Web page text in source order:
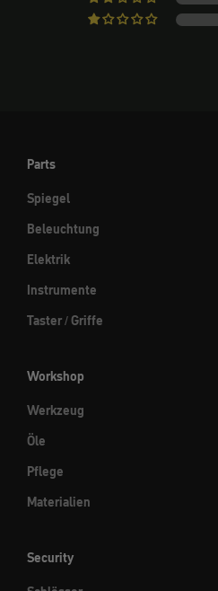
Parts
Spiegel
Beleuchtung
Elektrik
Instrumente
Taster / Griffe
Workshop
Werkzeug
Öle
Pflege
Materialien
Security